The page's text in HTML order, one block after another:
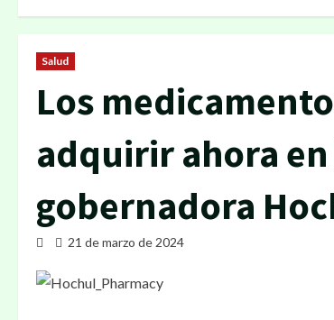
Salud
Los
adquirir ahora en
gobernadora
21 de marzo de 2024